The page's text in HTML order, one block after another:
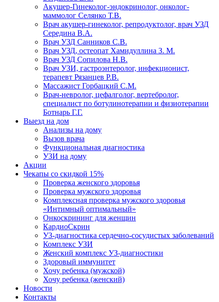
Акушер-Гинеколог-эндокринолог, онколог-
маммолог Селянко Т.В.
Врач акушер-гинеколог, репродуктолог, врач УЗД
Середина В.А.
Врач УЗД Санников С.В.
Врач УЗД, остеопат Хамидуллина З. М.
Врач УЗД Сопилова Н.В.
Врач УЗИ, гастроэнтеролог, инфекционист,
терапевт Рязанцев Р.В.
Массажист Горбацкий С.М.
Врач-невролог, цефалголог, вертебролог,
специалист по ботулинотерапии и физиотерапии
Ботнарь Г.Г.
Выезд на дом
Анализы на дому
Вызов врача
Функциональная диагностика
УЗИ на дому
Акции
Чекапы со скидкой 15%
Проверка женского здоровья
Проверка мужского здоровья
Комплексная проверка мужского здоровья
«Интимный оптимальный»
Онкоcкрининг для женщин
КардиоСкрин
УЗ-диагностика сердечно-сосудистых заболеваний
Комплекс УЗИ
Женский комплекс УЗ-диагностики
Здоровый иммунитет
Хочу ребенка (мужской)
Хочу ребенка (женский)
Новости
Контакты